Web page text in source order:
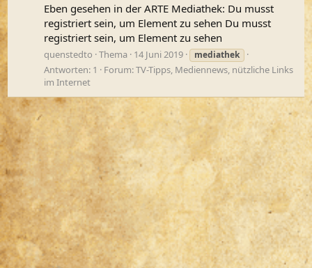
Eben gesehen in der ARTE Mediathek: Du musst
registriert sein, um Element zu sehen Du musst
registriert sein, um Element zu sehen
quenstedto Thema 14 Juni 2019 mediathek
Antworten: 1 Forum:TV-Tipps, Mediennews, nützliche Links
im Internet